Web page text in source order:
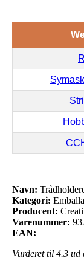
Navn:
Kategori:
Producent:
Varenummer:
EAN:
Vurderet til 4.3 ud